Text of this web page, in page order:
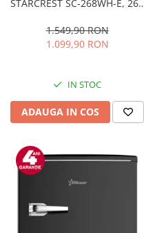
STARCREST SC-268WH-E, 268
Termostat reglabil, Iluminare
LED, Picioare ajustabile, Usi
1.549,90 RON
1.099,90 RON
IN STOC
ADAUGA IN COS